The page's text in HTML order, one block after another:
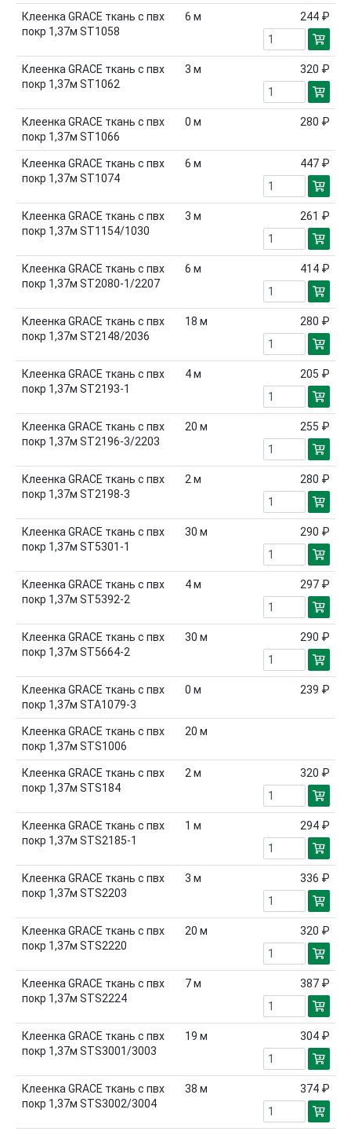
Клеенка GRACE ткань с пвх
покр 1,37м ST1058
6 м 244 ₽
Клеенка GRACE ткань с пвх
покр 1,37м ST1062
3 м 320 ₽
Клеенка GRACE ткань с пвх
покр 1,37м ST1066
0 м 280 ₽
Клеенка GRACE ткань с пвх
покр 1,37м ST1074
6 м 447 ₽
Клеенка GRACE ткань с пвх
покр 1,37м ST1154/1030
3 м 261 ₽
Клеенка GRACE ткань с пвх
покр 1,37м ST2080-1/2207
6 м 414 ₽
Клеенка GRACE ткань с пвх
покр 1,37м ST2148/2036
18 м 280 ₽
Клеенка GRACE ткань с пвх
покр 1,37м ST2193-1
4м 205 ₽
Клеенка GRACE ткань с пвх
покр 1,37м ST2196-3/2203
20 м 255 ₽
Клеенка GRACE ткань с пвх
покр 1,37м ST2198-3
2м 280 ₽
Клеенка GRACE ткань с пвх
покр 1,37м ST5301-1
30 м 290 ₽
Клеенка GRACE ткань с пвх
покр 1,37м ST5392-2
4м 297 ₽
Клеенка GRACE ткань с пвх
покр 1,37м ST5664-2
30 м 290 ₽
Клеенка GRACE ткань с пвх
покр 1,37м STA1079-3
0 м 239 ₽
Клеенка GRACE ткань с пвх
покр 1,37м STS1006
20 м
Клеенка GRACE ткань с пвх
покр 1,37м STS184
2м 320 ₽
Клеенка GRACE ткань с пвх
покр 1,37м STS2185-1
1 м 294 ₽
Клеенка GRACE ткань с пвх
покр 1,37м STS2203
3 м 336 ₽
Клеенка GRACE ткань с пвх
покр 1,37м STS2220
20 м 320 ₽
Клеенка GRACE ткань с пвх
покр 1,37м STS2224
7м 387 ₽
Клеенка GRACE ткань с пвх
покр 1,37м STS3001/3003
19 м 304 ₽
Клеенка GRACE ткань с пвх
покр 1,37м STS3002/3004
38 м 374 ₽